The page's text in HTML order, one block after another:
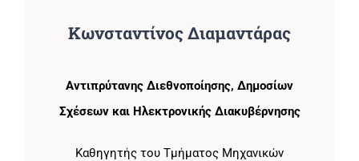
Κωνσταντίνος Διαμαντάρας
Αντιπρύτανης Διεθνοποίησης, Δημοσίων
Σχέσεων και Ηλεκτρονικής Διακυβέρνησης
Καθηγητής του Τμήματος Μηχανικών